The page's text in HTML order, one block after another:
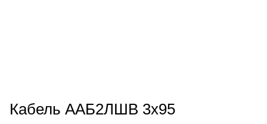
Кабель ААБ2ЛШВ 3х95